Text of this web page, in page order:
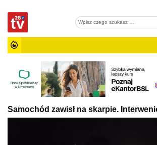
Samochód zawisł na skarpie.